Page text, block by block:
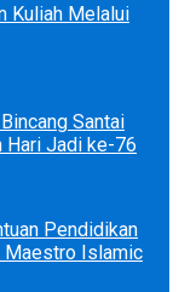
Kuliah Melalui
Santai
Hari Jadi ke-76
Pendidikan
Maestro Islamic